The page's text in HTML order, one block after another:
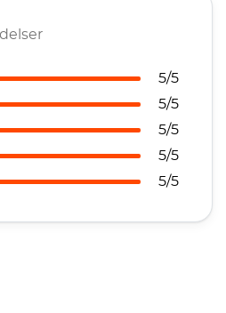
5/5
5/5
5/5
5/5
5/5